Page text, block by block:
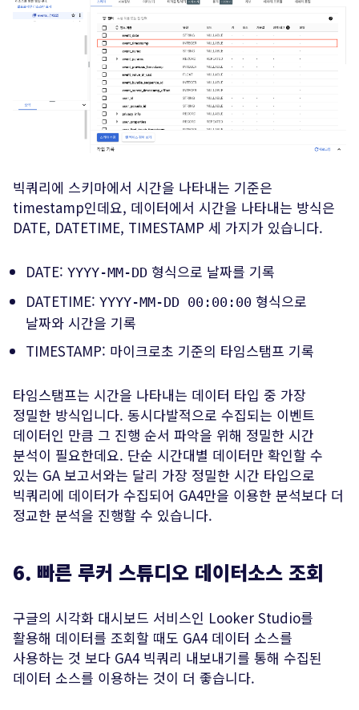
빅쿼리에 스키마에서 시간을 나타내는 기준은
timestamp인데요, 데이터에서 시간을 나타내는 방식은
DATE, DATETIME, TIMESTAMP 세 가지가 있습니다.
DATE: YYYY-MM-DD 형식으로 날짜를 기록
DATETIME: YYYY-MM-DD 00:00:00 형식으로
날짜와 시간을 기록
TIMESTAMP: 마이크로초 기준의 타임스탬프 기록
타임스탬프는 시간을 나타내는 데이터 타입 중 가장
정밀한 방식입니다. 동시다발적으로 수집되는 이벤트
데이터인 만큼 그 진행 순서 파악을 위해 정밀한 시간
분석이 필요한데요. 단순 시간대별 데이터만 확인할 수
있는 GA 보고서와는 달리 가장 정밀한 시간 타입으로
빅쿼리에 데이터가 수집되어 GA4만을 이용한 분석보다 더
정교한 분석을 진행할 수 있습니다.
6. 빠른 루커 스튜디오 데이터소스 조회
구글의 시각화 대시보드 서비스인 Looker Studio를
활용해 데이터를 조회할 때도 GA4 데이터 소스를
사용하는 것 보다 GA4 빅쿼리 내보내기를 통해 수집된
데이터 소스를 이용하는 것이 더 좋습니다.